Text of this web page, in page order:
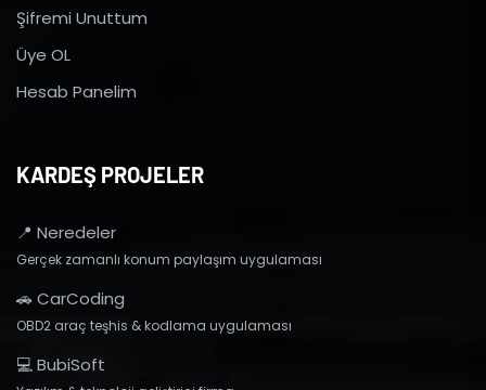
Şifremi Unuttum
Üye OL
Hesab Panelim
KARDEŞ PROJELER
📍 Neredeler
Gerçek zamanlı konum paylaşım uygulaması
🚗 CarCoding
OBD2 araç teşhis & kodlama uygulaması
💻 BubiSoft